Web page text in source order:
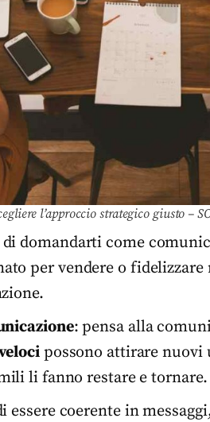
l’approccio strategico giusto –
domandarti come
per vendere o
: pensa alla
possono attirare
li fanno restare e tornare.
essere coerente in